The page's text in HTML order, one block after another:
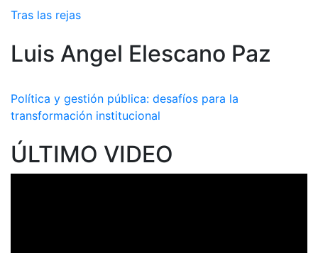
Tras las rejas
Luis Angel Elescano Paz
Política y gestión pública: desafíos para la
transformación institucional
ÚLTIMO VIDEO